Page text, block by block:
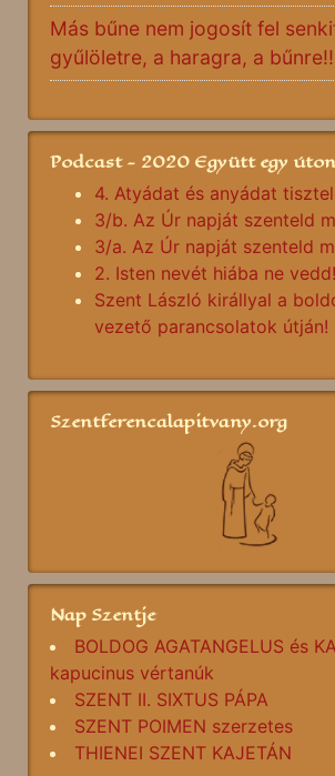
Más bűne nem jogosít fel
gyűlöletre, a haragra, a bűnre!!
Podcast - 2020 Együtt egy
4. Atyádat és anyádat
3/b. Az Úr napját szenteld
3/a. Az Úr napját szenteld
2. Isten nevét hiába ne vedd!
Szent László királlyal a
vezető parancsolatok útján!
Szentferencalapitvany.org
Nap Szentje
BOLDOG AGATANGELUS és
kapucinus vértanúk
SZENT II. SIXTUS PÁPA
SZENT POIMEN szerzetes
THIENEI SZENT KAJETÁN